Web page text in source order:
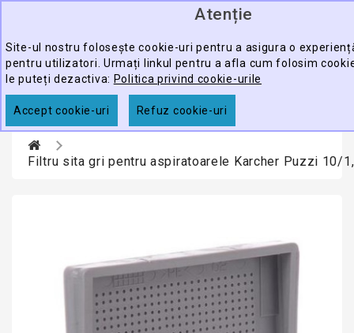
Atenție
Site-ul nostru folosește cookie-uri pentru a asigura o
pentru utilizatori. Urmați linkul pentru a afla cum folosim
le puteți dezactiva: Politica privind cookie-urile
Accept cookie-uri Refuz cookie-uri
ECHIPAMENTE
PROFESIONALE
ACCESORII
PROMOTII
Filtru sita gri pentru aspiratoarele Karcher Puzzi 10/